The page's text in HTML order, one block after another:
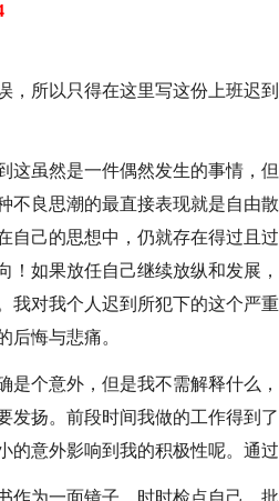
，所以只得在这里写这份上班迟
这虽然是一件偶然发生的事情，
不良思潮的最直接表现就是自由
自己的思想中，仍就存在得过且
！如果放任自己继续放纵和发展
我对我个人迟到所犯下的这个严
后悔与悲痛。
是个意外，但是我不需解释什么
发扬。前段时间我做的工作得到
的意外影响到我的积极性呢。通
作为一面镜子，时时检点自己，